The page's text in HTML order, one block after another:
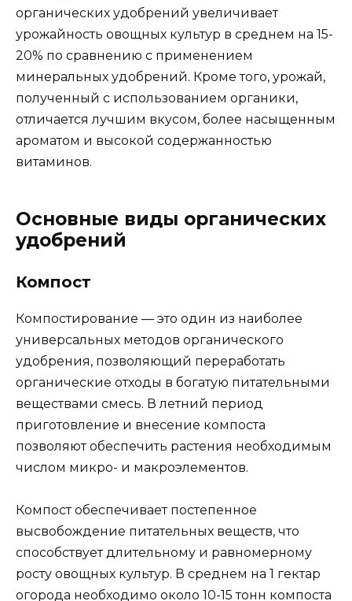
органических удобрений увеличивает
урожайность овощных культур в среднем на 15-
20% по сравнению с применением
минеральных удобрений. Кроме того, урожай,
полученный с использованием органики,
отличается лучшим вкусом, более насыщенным
ароматом и высокой содержанностью
витаминов.
Основные виды органических
удобрений
Компост
Компостирование — это один из наиболее
универсальных методов органического
удобрения, позволяющий переработать
органические отходы в богатую питательными
веществами смесь. В летний период
приготовление и внесение компоста
позволяют обеспечить растения необходимым
числом микро- и макроэлементов.
Компост обеспечивает постепенное
высвобождение питательных веществ, что
способствует длительному и равномерному
росту овощных культур. В среднем на 1 гектар
огорода необходимо около 10-15 тонн компоста